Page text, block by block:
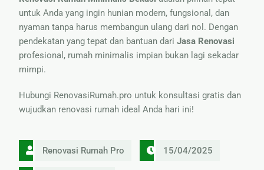
untuk Anda yang ingin hunian modern, fungsional, dan
nyaman tanpa harus membangun ulang dari nol. Dengan
pendekatan yang tepat dan bantuan dariJasa Renovasi
profesional, rumah minimalis impian bukan lagi sekadar
mimpi.
Hubungi RenovasiRumah.pro untuk konsultasi gratis dan
wujudkan renovasi rumah ideal Anda hari ini!
Renovasi Rumah Pro 15/04/2025